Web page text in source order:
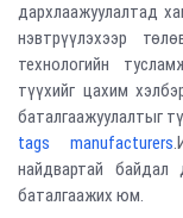
дархлаажуулалтад
нэвтрүүлэхээр
технологийн
түүхийг цахим
баталгаажуулалтыг
tags manufacturers
найдвартай
баталгаажих юм.